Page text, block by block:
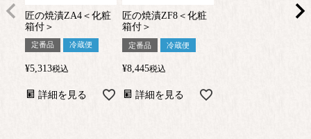
匠の焼漬ZA4＜化粧
箱付＞
定番品 冷蔵便
¥5,313税込
詳細を見る
匠の焼漬ZF8＜化粧
箱付＞
定番品 冷蔵便
¥8,445税込
詳細を見る